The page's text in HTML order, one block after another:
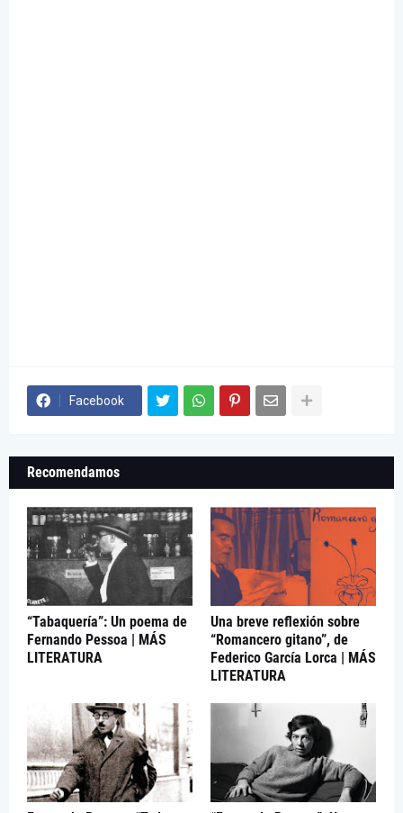
Facebook
Recomendamos
“Tabaquería”: Un poema de
Fernando Pessoa | MÁS
LITERATURA
Una breve reflexión sobre
“Romancero gitano”, de
Federico García Lorca | MÁS
LITERATURA